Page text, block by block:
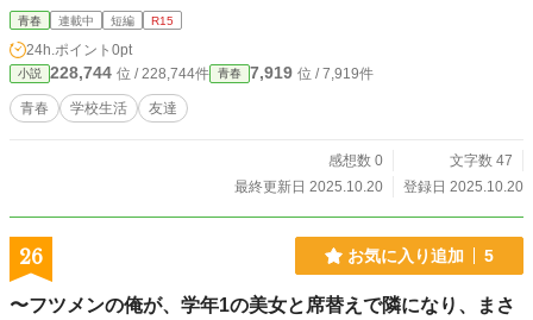
青春 連載中 短編 R15
24h.ポイント 0pt
小説 228,744 位 / 228,744件 青春 7,919 位 / 7,919件
青春 学校生活 友達
感想数 0
文字数 47
最終更新日 2025.10.20
登録日 2025.10.20
26 お気に入り追加 5
〜フツメンの俺が、学年1の美女と席替えで隣になり、まさ